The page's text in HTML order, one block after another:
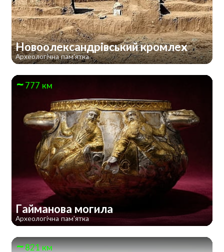
Новоолександрівський кромлех
Археологічна пам'ятка
777 км
Гайманова могила
Археологічна пам'ятка
821 км